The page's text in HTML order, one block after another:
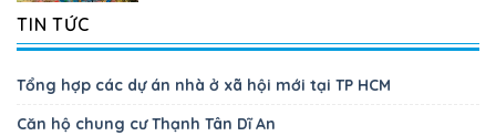
TIN TỨC
Tổng hợp các dự án nhà ở xã hội mới tại TP HCM
Căn hộ chung cư Thạnh Tân Dĩ An